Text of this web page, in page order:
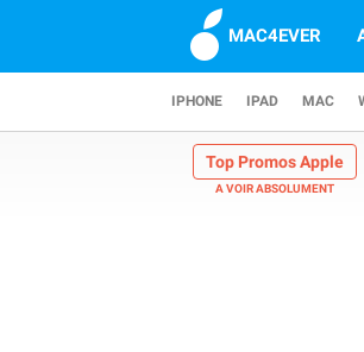
MAC4EVER
IPHONE IPAD MAC
Top Promos Apple